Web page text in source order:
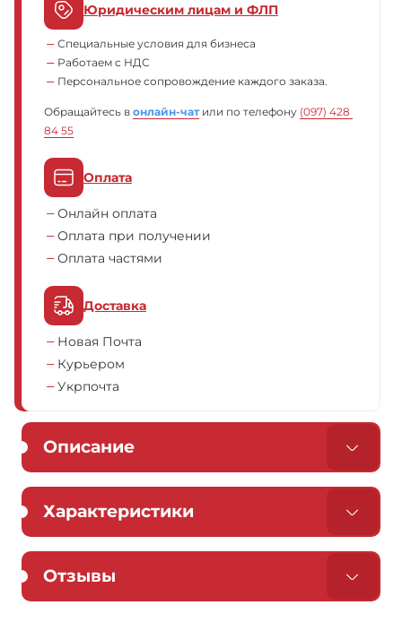
Юридическим лицам и ФЛП
Специальные условия для бизнеса
Работаем с НДС
Персональное сопровождение каждого заказа.
Обращайтесь в онлайн-чатили по телефону (097) 428
84 55
Оплата
Онлайн оплата
Оплата при получении
Оплата частями
Доставка
Новая Почта
Курьером
Укрпочта
Описание
Характеристики
Отзывы